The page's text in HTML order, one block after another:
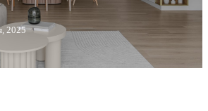
2025